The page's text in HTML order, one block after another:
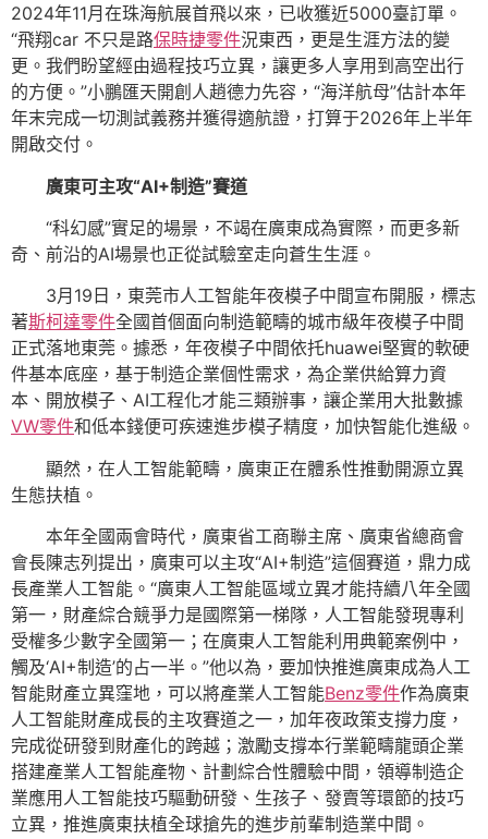
2024年11月在珠海航展首飛以來，已收獲近5000臺訂單。
“飛翔car 不只是路保時捷零件況東西，更是生涯方法的變
更。我們盼望經由過程技巧立異，讓更多人享用到高空出行
的方便。”小鵬匯天開創人趙德力先容，“海洋航母”估計本年
年末完成一切測試義務并獲得適航證，打算于2026年上半年
開啟交付。
廣東可主攻“AI+制造”賽道
“科幻感”實足的場景，不竭在廣東成為實際，而更多新
奇、前沿的AI場景也正從試驗室走向蒼生生涯。
3月19日，東莞市人工智能年夜模子中間宣布開服，標志
著斯柯達零件全國首個面向制造範疇的城市級年夜模子中間
正式落地東莞。據悉，年夜模子中間依托huawei堅實的軟硬
件基本底座，基于制造企業個性需求，為企業供給算力資
本、開放模子、AI工程化才能三類辦事，讓企業用大批數據
VW零件和低本錢便可疾速進步模子精度，加快智能化進級。
顯然，在人工智能範疇，廣東正在體系性推動開源立異
生態扶植。
本年全國兩會時代，廣東省工商聯主席、廣東省總商會
會長陳志列提出，廣東可以主攻“AI+制造”這個賽道，鼎力成
長產業人工智能。“廣東人工智能區域立異才能持續八年全國
第一，財產綜合競爭力是國際第一梯隊，人工智能發現專利
受權多少數字全國第一；在廣東人工智能利用典範案例中，
觸及‘AI+制造’的占一半。”他以為，要加快推進廣東成為人工
智能財產立異窪地，可以將產業人工智能Benz零件作為廣東
人工智能財產成長的主攻賽道之一，加年夜政策支撐力度，
完成從研發到財產化的跨越；激勵支撐本行業範疇龍頭企業
搭建產業人工智能產物、計劃綜合性體驗中間，領導制造企
業應用人工智能技巧驅動研發、生孩子、發賣等環節的技巧
立異，推進廣東扶植全球搶先的進步前輩制造業中間。